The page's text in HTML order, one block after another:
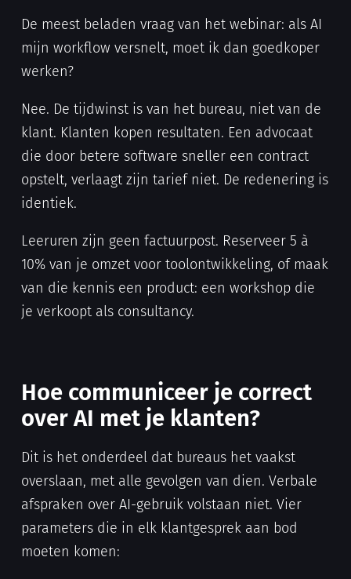
De meest beladen vraag van het webinar: als AI
mijn workflow versnelt, moet ik dan goedkoper
werken?
Nee. De tijdwinst is van het bureau, niet van de
klant. Klanten kopen resultaten. Een advocaat
die door betere software sneller een contract
opstelt, verlaagt zijn tarief niet. De redenering is
identiek.
Leeruren zijn geen factuurpost. Reserveer 5 à
10% van je omzet voor toolontwikkeling, of maak
van die kennis een product: een workshop die
je verkoopt als consultancy.
Hoe communiceer je correct
over AI met je klanten?
Dit is het onderdeel dat bureaus het vaakst
overslaan, met alle gevolgen van dien. Verbale
afspraken over AI-gebruik volstaan niet. Vier
parameters die in elk klantgesprek aan bod
moeten komen: